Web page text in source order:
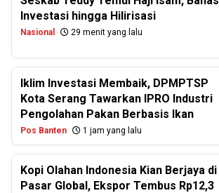
Investasi hingga Hilirisasi
Nasional 29 menit yang lalu
Iklim Investasi Membaik, DPMPTSP
Kota Serang Tawarkan IPRO Industri
Pengolahan Pakan Berbasis Ikan
Pos Banten 1 jam yang lalu
Kopi Olahan Indonesia Kian Berjaya di
Pasar Global, Ekspor Tembus Rp12,3